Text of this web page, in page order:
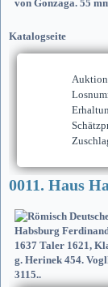
Katalogseite
0011. Haus